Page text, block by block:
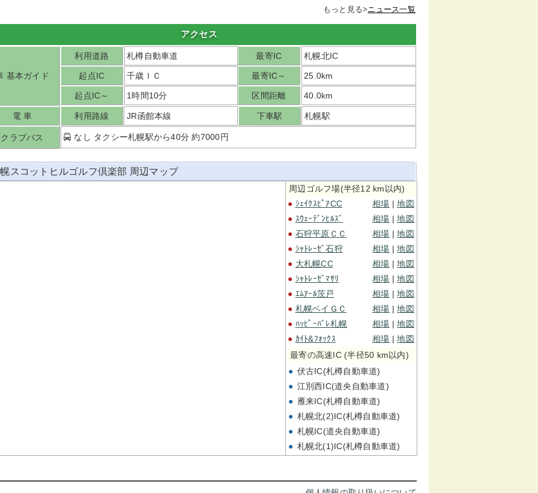
もっと見る>ニュース一覧
アクセス
基本ガイド
利用道路 札樽自動車道 最寄IC 札幌北IC
起点IC 千歳ＩＣ 最寄IC～ 25.0km
起点IC～ 1時間10分 区間距離 40.0km
電 車 利用路線 JR函館本線 下車駅 札幌駅
クラブバス なし タクシー札幌駅から40分 約7000円
スコットヒルゴルフ倶楽部 周辺マップ
周辺ゴルフ場(半径12 km以内)
● ｼｪｲｸｽﾋﾟｱCC 相場 |地図
● ｽｳｪｰﾃﾞﾝﾋﾙｽﾞ 相場 |地図
● 石狩平原ＣＣ 相場 |地図
● ｼｬﾄﾚｰｾﾞ石狩 相場 |地図
● 大札幌CC 相場 |地図
● ｼｬﾄﾚｰｾﾞﾏｻﾘ 相場 |地図
● ｴﾑｱｰﾙ茨戸 相場 |地図
● 札幌ベイＧＣ 相場 |地図
● ﾊｯﾋﾟｰﾊﾞﾚ札幌 相場 |地図
● ｶｲﾄ&ﾌｫｯｸｽ 相場 |地図
最寄の高速IC (半径50 km以内)
● 伏古IC(札樽自動車道)
● 江別西IC(道央自動車道)
● 雁来IC(札樽自動車道)
● 札幌北(2)IC(札樽自動車道)
● 札幌IC(道央自動車道)
● 札幌北(1)IC(札樽自動車道)